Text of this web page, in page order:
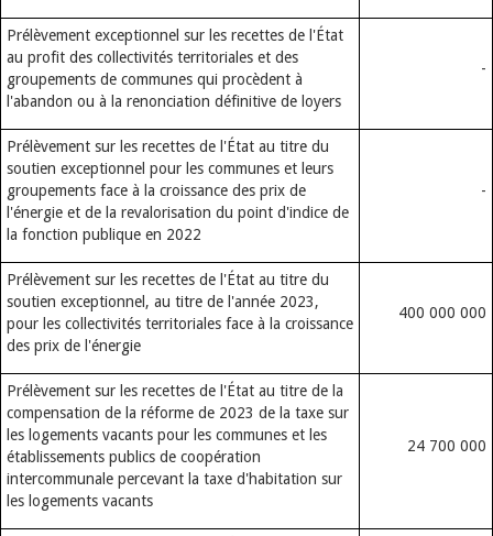
Prélèvement exceptionnel sur les recettes de l'État
au profit des collectivités territoriales et des
groupements de communes qui procèdent à
l'abandon ou à la renonciation définitive de loyers
-
Prélèvement sur les recettes de l'État au titre du
soutien exceptionnel pour les communes et leurs
groupements face à la croissance des prix de
l'énergie et de la revalorisation du point d'indice de
la fonction publique en 2022
-
Prélèvement sur les recettes de l'État au titre du
soutien exceptionnel, au titre de l'année 2023,
pour les collectivités territoriales face à la croissance
des prix de l'énergie
400 000 000
Prélèvement sur les recettes de l'État au titre de la
compensation de la réforme de 2023 de la taxe sur
les logements vacants pour les communes et les
établissements publics de coopération
intercommunale percevant la taxe d'habitation sur
les logements vacants
24 700 000